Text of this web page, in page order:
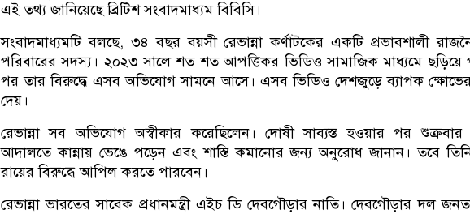
এই তথ্য জানিয়েছে ব্রিটিশ সংবাদমাধ্যম বিবিসি।
সংবাদমাধ্যমটি বলছে, ৩৪ বছর বয়সী রেভান্না কর্ণাটকের একটি প্রভাবশালী
পরিবারের সদস্য। ২০২৩ সালে শত শত আপত্তিকর ভিডিও সামাজিক মাধ্যমে ছড়িয়ে
পর তার বিরুদ্ধে এসব অভিযোগ সামনে আসে। এসব ভিডিও দেশজুড়ে ব্যাপক
দেয়।
রেভান্না সব অভিযোগ অস্বীকার করেছিলেন। দোষী সাব্যস্ত হওয়ার পর শুক্রবার
আদালতে কান্নায় ভেঙে পড়েন এবং শাস্তি কমানোর জন্য অনুরোধ জানান। তবে
রায়ের বিরুদ্ধে আপিল করতে পারবেন।
রেভান্না ভারতের সাবেক প্রধানমন্ত্রী এইচ ডি দেবগৌড়ার নাতি। দেবগৌড়ার দল